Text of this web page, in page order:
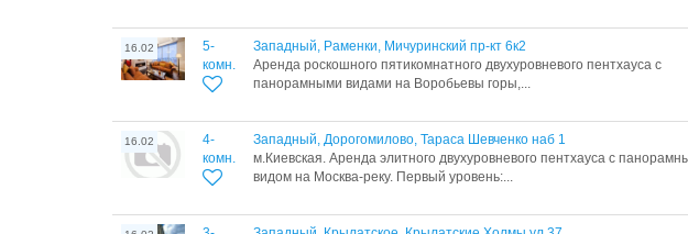
16.02
5-
комн.
Западный, Раменки, Мичуринский пр-кт 6к2
Аренда роскошного пятикомнатного двухуровневого пентхауса с
панорамными видами на Воробьевы горы,...
16.02
4-
комн.
Западный, Дорогомилово, Тараса Шевченко наб 1
м.Киевская. Аренда элитного двухуровневого пентхауса с
видом на Москва-реку. Первый уровень:...